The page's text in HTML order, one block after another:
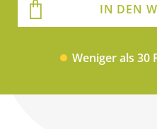
IN DEN
Weniger als 30